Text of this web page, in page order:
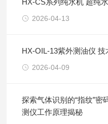
HX-CS系列纯水机 超纯
2026-04-13
HX-OIL-13紫外测油仪 技
2026-04-09
探索气体识别的“指纹”
测仪工作原理揭秘